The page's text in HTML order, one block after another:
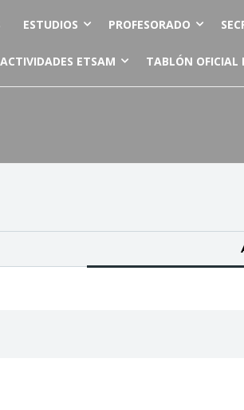
ESTUDIOS PROFESORADO
ACTIVIDADES ETSAM TABLÓN OFICIAL